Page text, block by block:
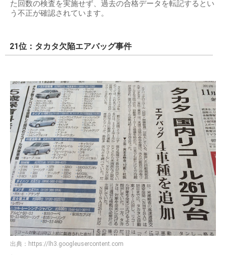
た回数の検査を実施せず、過去の合格データを転記するとい
う不正が確認されています。
21位：タカタ欠陥エアバッグ事件
出典： https://lh3.googleusercontent.com